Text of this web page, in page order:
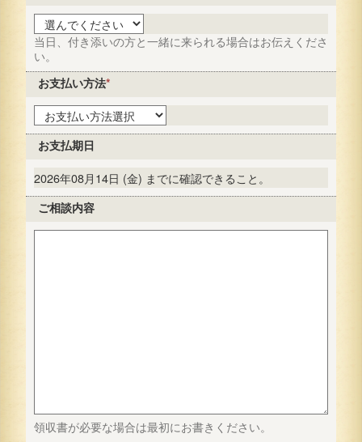
当日、付き添いの方と一緒に来られる場合はお伝えくださ
い。
お支払い方法*
お支払期日
2026年08月14日 (金) までに確認できること。
ご相談内容
領収書が必要な場合は最初にお書きください。